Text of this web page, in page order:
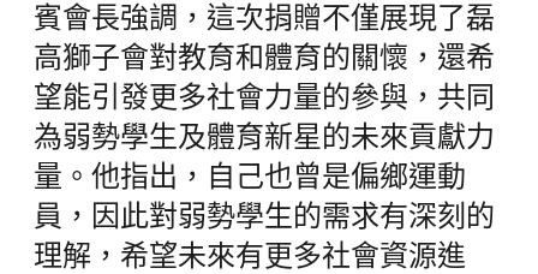
賓會長強調，這次捐贈不僅展現了磊
高獅子會對教育和體育的關懷，還希
望能引發更多社會力量的參與，共同
為弱勢學生及體育新星的未來貢獻力
量。他指出，自己也曾是偏鄉運動
員，因此對弱勢學生的需求有深刻的
理解，希望未來有更多社會資源進